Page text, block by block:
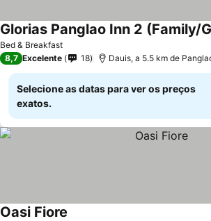
Bed & Breakfast
Glorias Panglao Inn 2 (Family/
8,7 Excelente 18 Dauis, a 5.5 km de
Selecione as datas para ver os preços
exatos.
Oasi Fiore